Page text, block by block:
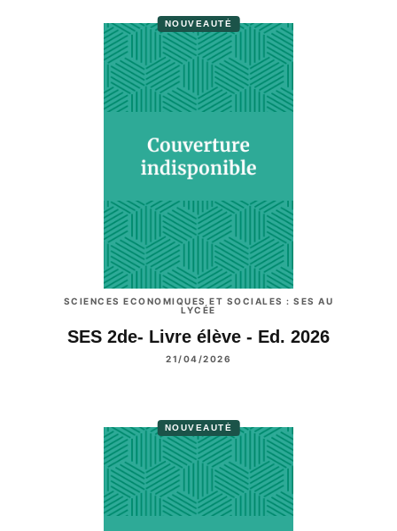
NOUVEAUTÉ
SCIENCES ECONOMIQUES ET SOCIALES : SES AU
LYCÉE
SES 2de- Livre élève - Ed. 2026
21/04/2026
NOUVEAUTÉ